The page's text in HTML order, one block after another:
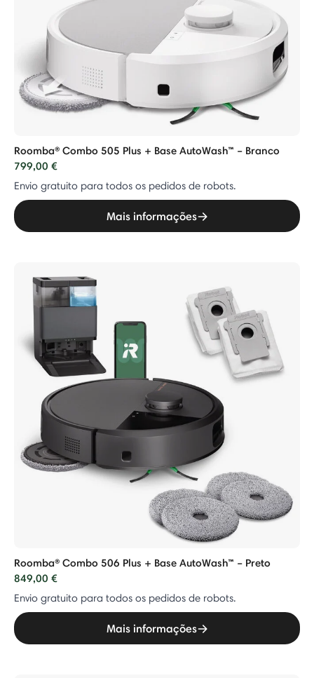
Roomba® Combo 505 Plus + Base AutoWash™ – Branco
799,00 €
Envio gratuito para todos os pedidos de robots.
Mais informações
Roomba® Combo 506 Plus + Base AutoWash™ – Preto
849,00 €
Envio gratuito para todos os pedidos de robots.
Mais informações